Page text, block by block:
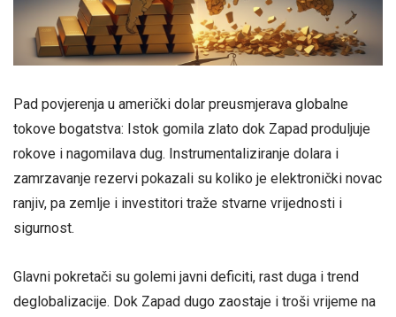
Pad povjerenja u američki dolar preusmjerava globalne
tokove bogatstva: Istok gomila zlato dok Zapad produljuje
rokove i nagomilava dug. Instrumentaliziranje dolara i
zamrzavanje rezervi pokazali su koliko je elektronički novac
ranjiv, pa zemlje i investitori traže stvarne vrijednosti i
sigurnost.
Glavni pokretači su golemi javni deficiti, rast duga i trend
deglobalizacije. Dok Zapad dugo zaostaje i troši vrijeme na